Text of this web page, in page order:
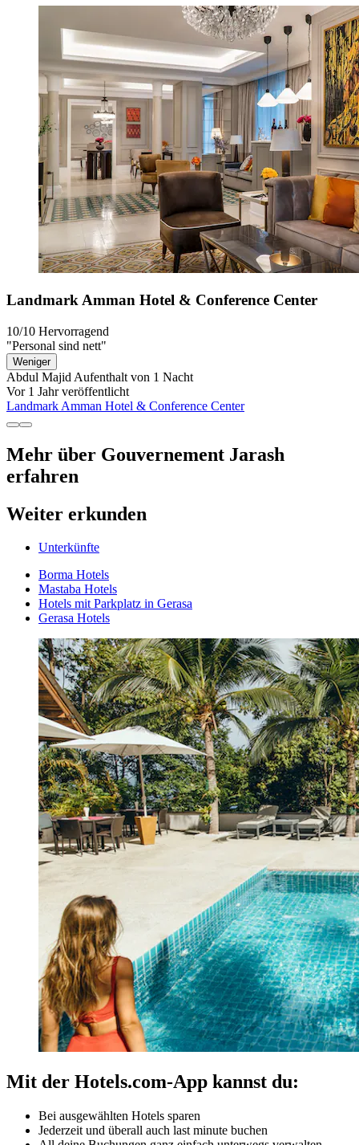
Landmark Amman Hotel & Conference Center
10/10 Hervorragend
"Personal sind nett"
Weniger
Abdul Majid Aufenthalt von 1 Nacht
Vor 1 Jahr veröffentlicht
Landmark Amman Hotel & Conference Center
Mehr über Gouvernement Jarash
erfahren
Weiter erkunden
Unterkünfte
Borma Hotels
Mastaba Hotels
Hotels mit Parkplatz in Gerasa
Gerasa Hotels
Mit der Hotels.com-App kannst du:
Bei ausgewählten Hotels sparen
Jederzeit und überall auch last minute buchen